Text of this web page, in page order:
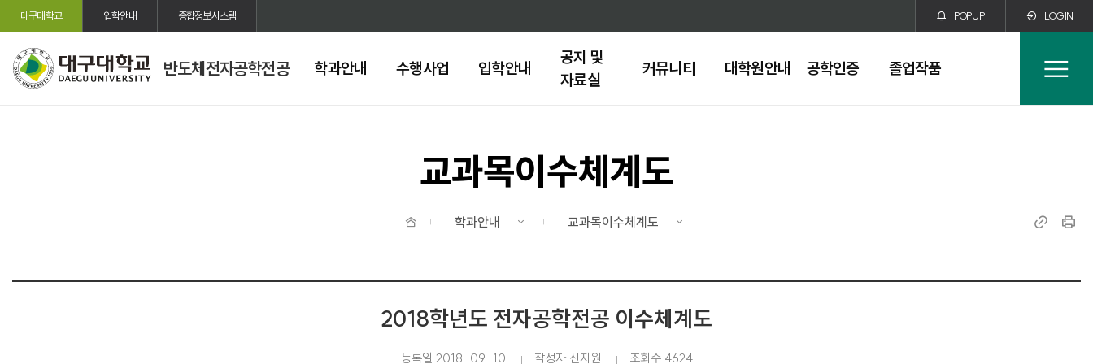
대구대학교 입학안내 종합정보시스템 POPUP LOGIN
반도체전자공학전공 학과안내 수행사업 입학안내
공지 및
자료실
커뮤니티 대학원안내 공학인증 졸업작품
전
메
교과목이수체계도
학과안내 교과목이수체계도
링
2018학년도 전자공학전공 이수체계도
등록일 2018-09-10 작성자 신지원 조회수 4624